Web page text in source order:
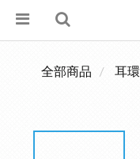
全部商品 耳環